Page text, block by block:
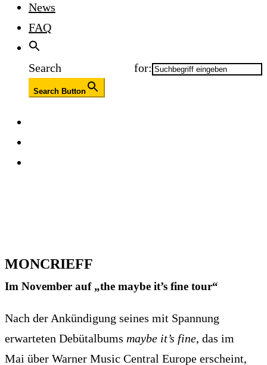
News
FAQ
Search for:
Search Button
MONCRIEFF
Im November auf „the maybe it’s fine tour“
Nach der Ankündigung seines mit Spannung
erwarteten Debütalbums maybe it’s fine, das im
Mai über Warner Music Central Europe erscheint,